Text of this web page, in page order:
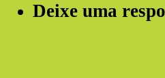
Deixe uma